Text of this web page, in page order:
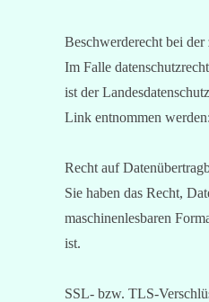
Beschwerderecht bei
Im Falle
ist der
Link entnommen werden:
Recht auf
Sie haben das Recht,
maschinenlesbaren
ist.
SSL- bzw. TLS-